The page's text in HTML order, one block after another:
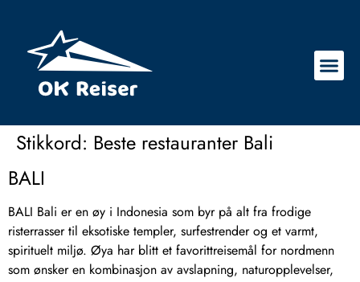
Stikkord: Beste restauranter Bali
BALI
BALI Bali er en øy i Indonesia som byr på alt fra frodige
risterrasser til eksotiske templer, surfestrender og et varmt,
spirituelt miljø. Øya har blitt et favorittreisemål for nordmenn
som ønsker en kombinasjon av avslapning, naturopplevelser,